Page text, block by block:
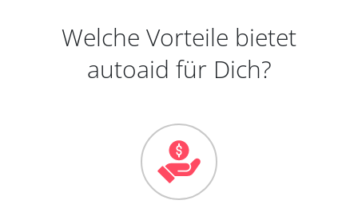
Welche Vorteile bietet
autoaid für Dich?